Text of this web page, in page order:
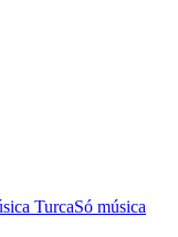
TurcaSó música